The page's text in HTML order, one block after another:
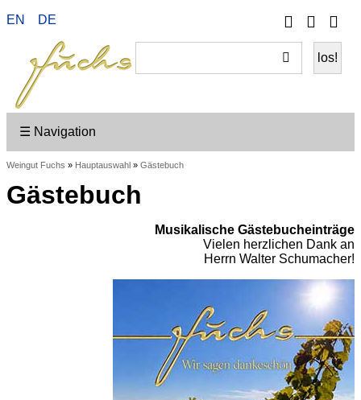
Telefon
Ihr
EN DE
☰ Navigation
Weingut Fuchs » Hauptauswahl » Gästebuch
Gästebuch
Musikalische Gästebucheinträge
Vielen herzlichen Dank an
Herrn Walter Schumacher!